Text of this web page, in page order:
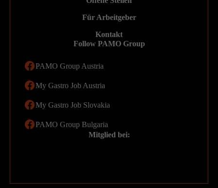
Für Arbeitgeber
Kontakt
Follow PAMO Group
PAMO Group Austria
My Gastro Job Austria
My Gastro Job Slovakia
PAMO Group Bulgaria
Mitglied bei: